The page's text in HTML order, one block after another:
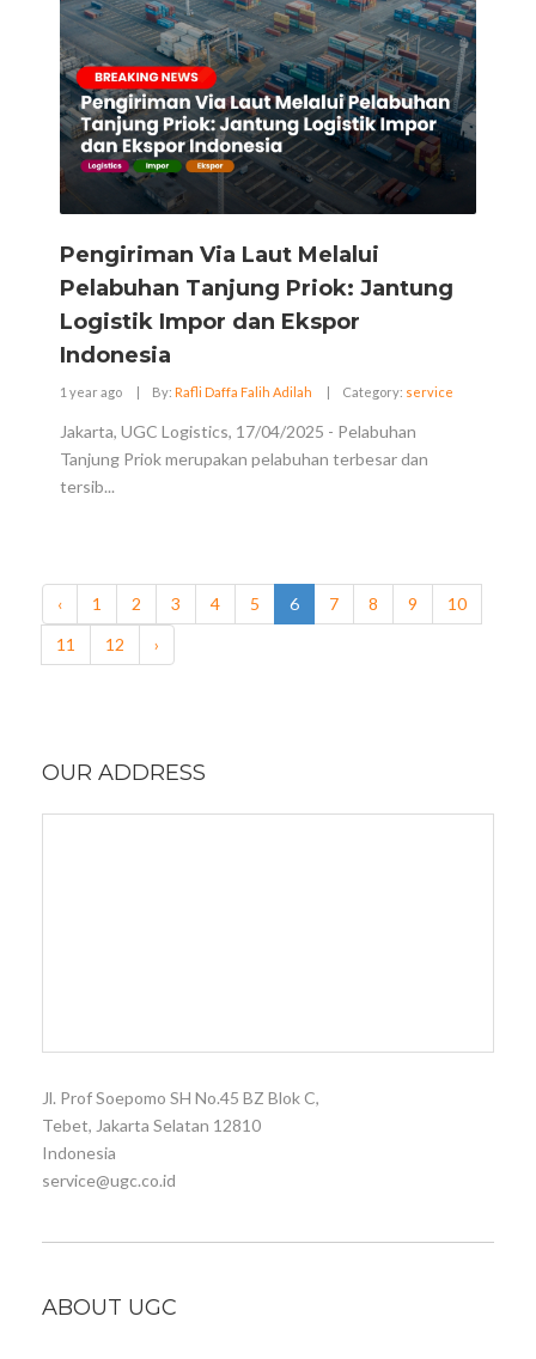
Pengiriman Via Laut Melalui
Pelabuhan Tanjung Priok: Jantung
Logistik Impor dan Ekspor
Indonesia
1 year ago | By: Rafli Daffa Falih Adilah | Category: service
Jakarta, UGC Logistics, 17/04/2025 - Pelabuhan
Tanjung Priok merupakan pelabuhan terbesar dan
tersib...
‹ 1 2 3 4 5 6 7 8 9
10
11
12 ›
OUR ADDRESS
Jl. Prof Soepomo SH No.45 BZ Blok C,
Tebet, Jakarta Selatan 12810
Indonesia
service@ugc.co.id
ABOUT UGC